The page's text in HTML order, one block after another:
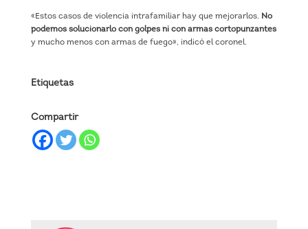
«Estos casos de violencia intrafamiliar hay que mejorarlos. No
podemos solucionarlo con golpes ni con armas cortopunzantes
y mucho menos con armas de fuego», indicó el coronel.
Etiquetas
Compartir